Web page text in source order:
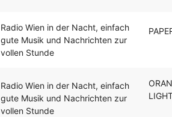
Radio Wien in der Nacht, einfach
gute Musik und Nachrichten zur
vollen Stunde
Radio Wien in der Nacht, einfach
gute Musik und Nachrichten zur
vollen Stunde